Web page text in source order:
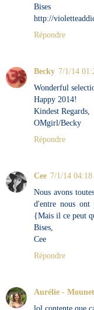
Bises
http://
Répondre
Becky 7/1/14
Wonderful
Happy 2014!
Kindest Regards,
OMgirl/Becky
Répondre
Cee 7/1/14 04:18
Nous avons
d'entre nous ont
{Mais il ce peut
Bises,
Cee
Répondre
Aurélie -
lol contente que